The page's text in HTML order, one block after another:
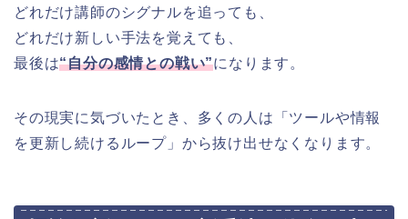
どれだけ講師のシグナルを追っても、
どれだけ新しい手法を覚えても、
最後は“自分の感情との戦い”になります。
その現実に気づいたとき、多くの人は「ツールや情報
を更新し続けるループ」から抜け出せなくなります。